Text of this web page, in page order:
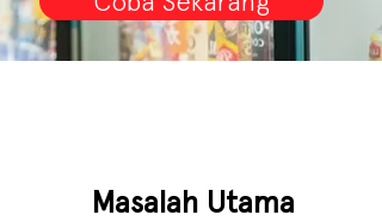
Masalah Utama